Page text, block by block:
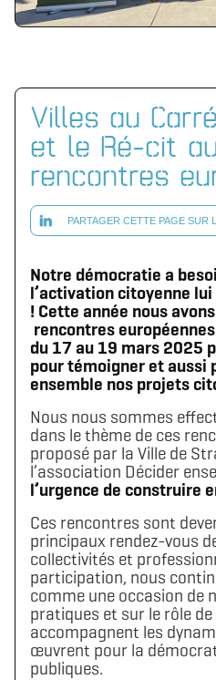
Villes au
et le Ré-cit
rencontres
PARTAGER CETTE PAGE SUR
Notre démocratie a
l’activation citoyenne
! Cette année nous
rencontres
du 17 au 19 mars 2025
pour témoigner et aussi
ensemble nos projets
Nous nous sommes
dans le thème de ces
proposé par la Ville de
l’association Décider
l’urgence de construire
Ces rencontres sont
principaux rendez-vous
collectivités et
participation, nous
comme une occasion de
pratiques et sur le rôle
accompagnent les
œuvrent pour la
publiques.